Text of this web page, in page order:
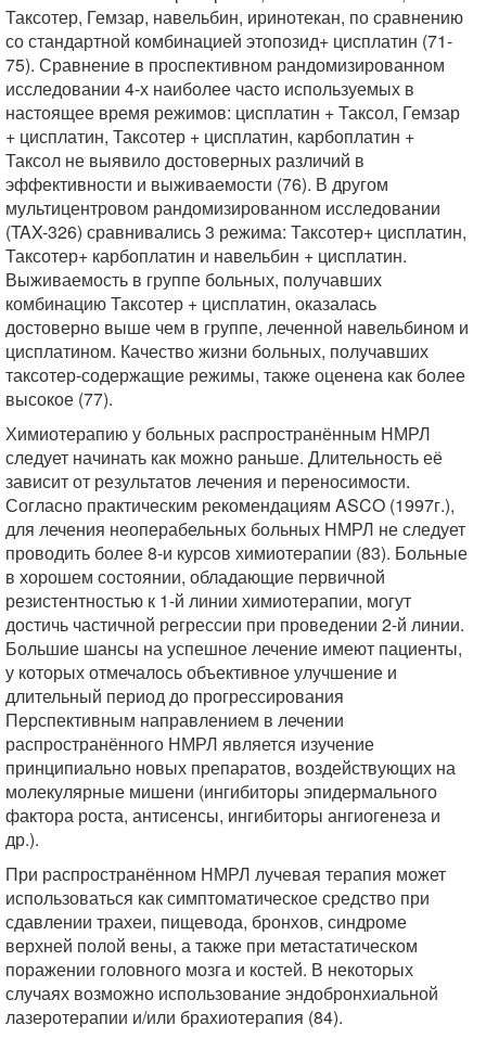
Таксотер, Гемзар, навельбин, иринотекан, по сравнению
со стандартной комбинацией этопозид+ цисплатин (71-
75). Сравнение в проспективном рандомизированном
исследовании 4-х наиболее часто используемых в
настоящее время режимов: цисплатин + Таксол, Гемзар
+ цисплатин, Таксотер + цисплатин, карбоплатин +
Таксол не выявило достоверных различий в
эффективности и выживаемости (76). В другом
мультицентровом рандомизированном исследовании
(TAX-326) сравнивались 3 режима: Таксотер+ цисплатин,
Таксотер+ карбоплатин и навельбин + цисплатин.
Выживаемость в группе больных, получавших
комбинацию Таксотер + цисплатин, оказалась
достоверно выше чем в группе, леченной навельбином и
цисплатином. Качество жизни больных, получавших
таксотер-содержащие режимы, также оценена как более
высокое (77).
Химиотерапию у больных распространённым НМРЛ
следует начинать как можно раньше. Длительность её
зависит от результатов лечения и переносимости.
Согласно практическим рекомендациям ASCO (1997г.),
для лечения неоперабельных больных НМРЛ не следует
проводить более 8-и курсов химиотерапии (83). Больные
в хорошем состоянии, обладающие первичной
резистентностью к 1-й линии химиотерапии, могут
достичь частичной регрессии при проведении 2-й линии.
Большие шансы на успешное лечение имеют пациенты,
у которых отмечалось объективное улучшение и
длительный период до прогрессирования
Перспективным направлением в лечении
распространённого НМРЛ является изучение
принципиально новых препаратов, воздействующих на
молекулярные мишени (ингибиторы эпидермального
фактора роста, антисенсы, ингибиторы ангиогенеза и
др.).
При распространённом НМРЛ лучевая терапия может
использоваться как симптоматическое средство при
сдавлении трахеи, пищевода, бронхов, синдроме
верхней полой вены, а также при метастатическом
поражении головного мозга и костей. В некоторых
случаях возможно использование эндобронхиальной
лазеротерапии и/или брахиотерапия (84).